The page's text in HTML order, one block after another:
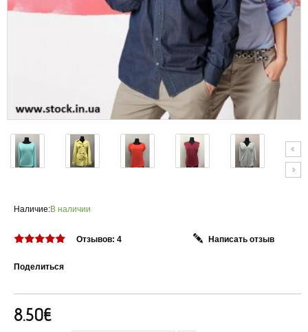
Наличие:В наличии
Отзывов: 4 Написать отзыв
Поделиться
8.50€